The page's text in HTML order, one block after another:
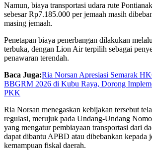
Namun, biaya transportasi udara rute
sebesar Rp7.185.000 per jemaah masih
masing jemaah.
Penetapan biaya penerbangan dilakukan
terbuka, dengan Lion Airterpilih sebagai
penawaran terendah.
Baca Juga:Ria Norsan Apresiasi Semarak
BBGRM 2026 di Kubu Raya, Dorong
PKK
Ria Norsan menegaskan kebijakan tersebut
regulasi, merujuk pada Undang-Undang
yang mengatur pembiayaan transportasi dari
dapat dibantu APBD atau dibebankan kepada
kemampuan fiskal daerah.